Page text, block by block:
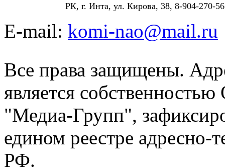
РК, г. Инта, ул. Кирова, 38, 8-904-270-
E-mail: komi-nao@mail.ru
Все права защищены.
является
"Медиа-Групп",
едином реестре адресно-
РФ.